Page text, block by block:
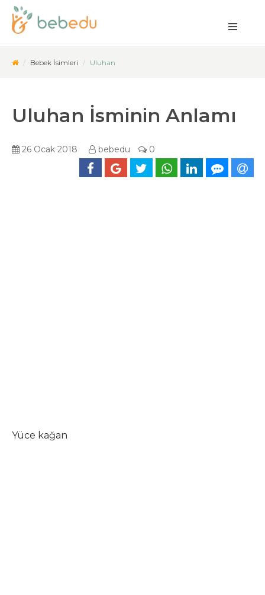
Bebek İsimleri Uluhan
Uluhan İsminin Anlamı
26 Ocak 2018 bebedu 0
Yüce kağan